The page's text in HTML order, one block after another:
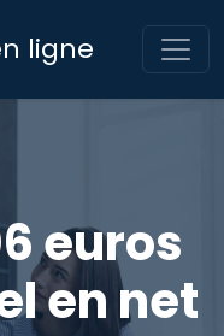
ligne
euros
en net